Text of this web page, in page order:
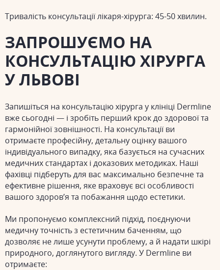
Тривалість консультації лікаря-хірурга: 45-50 хвилин.
ЗАПРОШУЄМО НА
КОНСУЛЬТАЦІЮ ХІРУРГА
У ЛЬВОВІ
Запишіться на консультацію хірурга у клініці Dermline
вже сьогодні — і зробіть перший крок до здорової та
гармонійної зовнішності. На консультації ви
отримаєте професійну, детальну оцінку вашого
індивідуального випадку, яка базується на сучасних
медичних стандартах і доказових методиках. Наші
фахівці підберуть для вас максимально безпечне та
ефективне рішення, яке враховує всі особливості
вашого здоров’я та побажання щодо естетики.
Ми пропонуємо комплексний підхід, поєднуючи
медичну точність з естетичним баченням, що
дозволяє не лише усунути проблему, а й надати шкірі
природного, доглянутого вигляду. У Dermline ви
отримаєте: